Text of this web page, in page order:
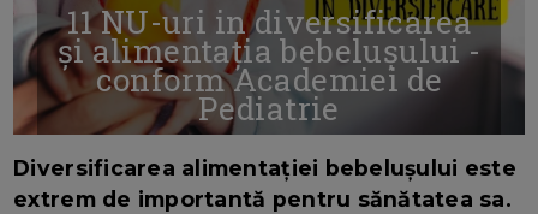
11 NU-uri in diversificarea
și alimentația bebelușului -
conform Academiei de
Pediatrie
Diversificarea alimentației bebelușului este
extrem de importantă pentru sănătatea sa.